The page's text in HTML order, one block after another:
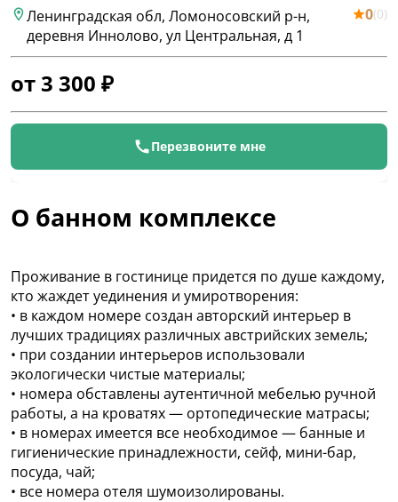
Ленинградская обл, Ломоносовский р-н,
деревня Иннолово, ул Центральная, д 1
0(0)
от 3 300 ₽
Перезвоните мне
О банном комплексе
Проживание в гостинице придется по душе каждому,
кто жаждет уединения и умиротворения:
• в каждом номере создан авторский интерьер в
лучших традициях различных австрийских земель;
• при создании интерьеров использовали
экологически чистые материалы;
• номера обставлены аутентичной мебелью ручной
работы, а на кроватях — ортопедические матрасы;
• в номерах имеется все необходимое — банные и
гигиенические принадлежности, сейф, мини-бар,
посуда, чай;
• все номера отеля шумоизолированы.